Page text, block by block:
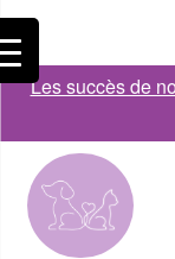
Les succès de